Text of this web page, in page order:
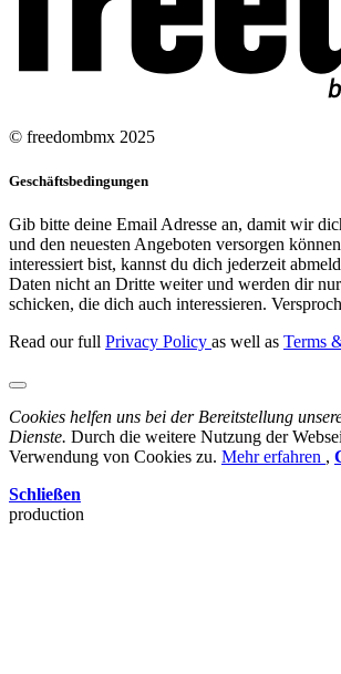
© freedombmx 2025
Geschäftsbedingungen
Gib bitte deine Email Adresse an, damit wir
und den neuesten Angeboten versorgen
interessiert bist, kannst du dich jederzeit
Daten nicht an Dritte weiter und werden dir
schicken, die dich auch interessieren.
Read our full Privacy Policy as well as Terms
Cookies helfen uns bei der Bereitstellung
Dienste. Durch die weitere Nutzung der
Verwendung von Cookies zu. Mehr erfahren ,
Schließen
production